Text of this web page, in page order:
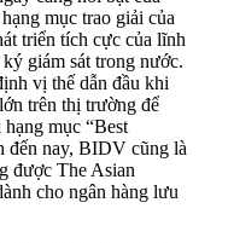
mục trao giải của
triển tích cực của lĩnh
giám sát trong nước.
vị thế dẫn đầu khi
trên thị trường để
mục “Best
đến nay, BIDV cũng là
được The Asian
cho ngân hàng lưu